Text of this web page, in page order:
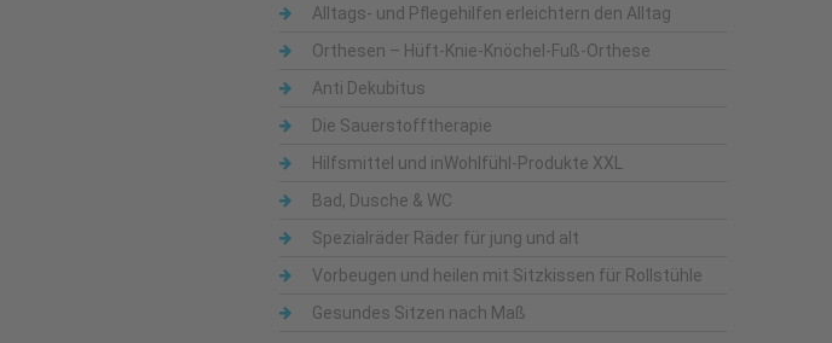
Alltags- und Pflegehilfen erleichtern den Alltag
Orthesen – Hüft-Knie-Knöchel-Fuß-Orthese
Anti Dekubitus
Die Sauerstofftherapie
Hilfsmittel und inWohlfühl-Produkte XXL
Bad, Dusche & WC
Spezialräder Räder für jung und alt
Vorbeugen und heilen mit Sitzkissen für Rollstühle
Gesundes Sitzen nach Maß